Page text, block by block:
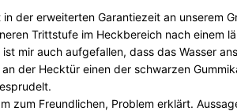
in der erweiterten Garantiezeit an unserem
Trittstufe im Heckbereich nach einem
ist mir auch aufgefallen, dass das Wasser
an der Hecktür einen der schwarzen
zum Freundlichen, Problem erklärt.